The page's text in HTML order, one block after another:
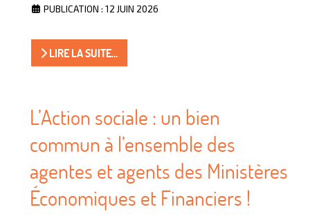
PUBLICATION : 12 JUIN 2026
LIRE LA SUITE...
L’Action sociale : un bien
commun à l’ensemble des
agentes et agents des Ministères
Économiques et Financiers !